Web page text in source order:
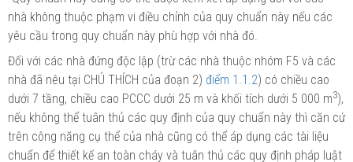
nhà không thuộc phạm vi điều chỉnh của quy chuẩn này nếu các
yêu cầu trong quy chuẩn này phù hợp với nhà đó.
Đối với các nhà đứng độc lập (trừ các nhà thuộc nhóm F5 và các
nhà đã nêu tại CHÚ THÍCH của đoạn 2) điểm 1.1.2) có chiều cao
dưới 7 tầng, chiều cao PCCC dưới 25 m và khối tích dưới 5 000 m3),
nếu không thể tuân thủ các quy định của quy chuẩn này thì căn cứ
trên công năng cụ thể của nhà cũng có thể áp dụng các tài liệu
chuẩn để thiết kế an toàn cháy và tuân thủ các quy định pháp luật